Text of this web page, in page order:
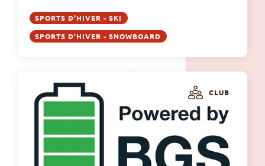
SPORTS D'HIVER - SKI
SPORTS D'HIVER - SNOWBOARD
CLUB